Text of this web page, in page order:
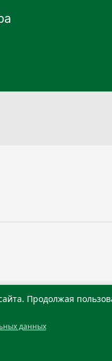
Продолжая
данных